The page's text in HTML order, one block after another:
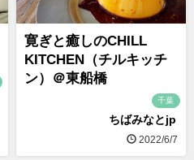
寛ぎと癒しのCHILL
KITCHEN（チルキッチ
ン）＠東船橋
千葉
ちばみなとjp
2022/6/7